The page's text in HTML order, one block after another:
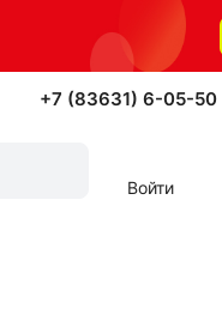
+7 (83631) 6-05-50
Войти